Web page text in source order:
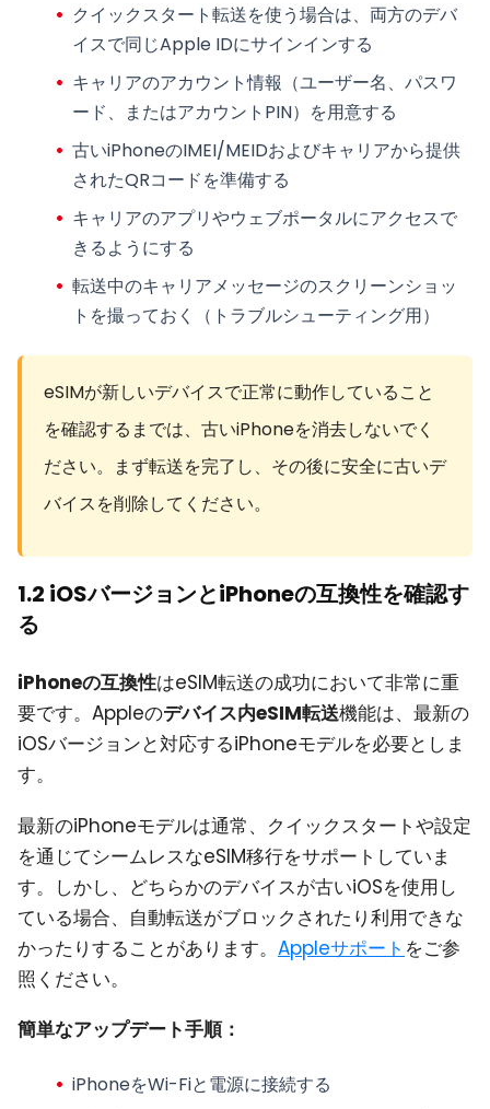
クイックスタート転送を使う場合は、両方のデバ
イスで同じApple IDにサインインする
キャリアのアカウント情報 （ユーザー名、パスワ
ード、またはアカウントPIN）を用意する
古いiPhoneのIMEI/MEIDおよびキャリアから提供
されたQRコードを準備する
キャリアのアプリやウェブポータルにアクセスで
きるようにする
転送中のキャリアメッセージのスクリーンショッ
トを撮っておく（トラブルシューティング用）
eSIMが新しいデバイスで正常に動作していること
を確認するまでは、古いiPhoneを消去しないでく
ださい。まず転送を完了し、その後に安全に古いデ
バイスを削除してください。
1.2 iOSバージョンとiPhoneの互換性を確認す
る
iPhoneの互換性はeSIM転送の成功において非常に重
要です。Appleのデバイス内eSIM転送機能は、最新の
iOSバージョンと対応するiPhoneモデルを必要としま
す。
最新のiPhoneモデルは通常、クイックスタートや設定
を通じてシームレスなeSIM移行をサポートしていま
す。しかし、どちらかのデバイスが古いiOSを使用し
ている場合、自動転送がブロックされたり利用できな
かったりすることがあります。 Appleサポート をご参
照ください。
簡単なアップデート手順：
iPhoneをWi-Fiと電源に接続する